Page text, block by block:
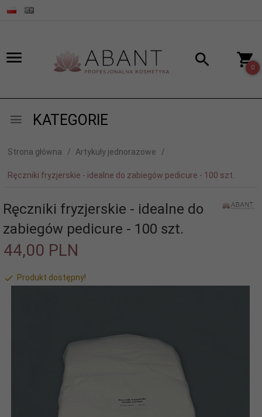
0
KATEGORIE
Strona główna Artykuły jednorazowe
Ręczniki fryzjerskie - idealne do zabiegów pedicure - 100 szt.
Ręczniki fryzjerskie - idealne do
zabiegów pedicure - 100 szt.
44,00 PLN
Produkt dostępny!